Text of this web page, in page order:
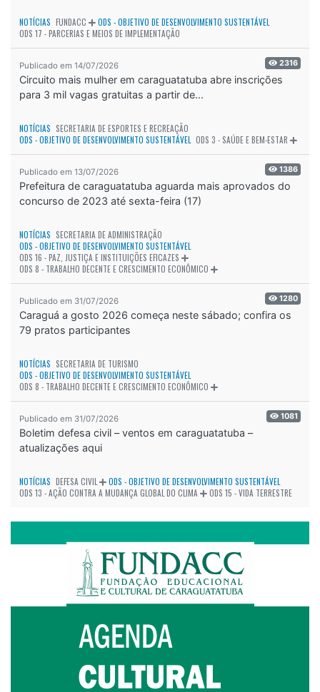
NOTÍCIAS FUNDACC
ODS - OBJETIVO DE DESENVOLVIMENTO SUSTENTÁVEL
ODS 17 - PARCERIAS E MEIOS DE IMPLEMENTAÇÃO
Publicado em 14/07/2026 2316
Circuito mais mulher em caraguatatuba abre inscrições
para 3 mil vagas gratuitas a partir de...
NOTÍCIAS SECRETARIA DE ESPORTES E RECREAÇÃO
ODS - OBJETIVO DE DESENVOLVIMENTO SUSTENTÁVEL ODS 3 - SAÚDE E BEM-ESTAR
Publicado em 13/07/2026 1386
Prefeitura de caraguatatuba aguarda mais aprovados do
concurso de 2023 até sexta-feira (17)
NOTÍCIAS SECRETARIA DE ADMINISTRAÇÃO
ODS - OBJETIVO DE DESENVOLVIMENTO SUSTENTÁVEL
ODS 16 - PAZ, JUSTIÇA E INSTITUIÇÕES EFICAZES
ODS 8 - TRABALHO DECENTE E CRESCIMENTO ECONÔMICO
Publicado em 31/07/2026 1280
Caraguá a gosto 2026 começa neste sábado; confira os
79 pratos participantes
NOTÍCIAS SECRETARIA DE TURISMO
ODS - OBJETIVO DE DESENVOLVIMENTO SUSTENTÁVEL
ODS 8 - TRABALHO DECENTE E CRESCIMENTO ECONÔMICO
Publicado em 31/07/2026 1081
Boletim defesa civil – ventos em caraguatatuba –
atualizações aqui
NOTÍCIAS DEFESA CIVIL
ODS - OBJETIVO DE DESENVOLVIMENTO SUSTENTÁVEL
ODS 13 - AÇÃO CONTRA A MUDANÇA GLOBAL DO CLIMA
ODS 15 - VIDA TERRESTRE